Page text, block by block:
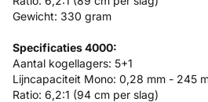
Gewicht: 330 gram
Specificaties 4000:
Aantal kogellagers: 5+1
Lijncapaciteit Mono: 0,28 mm - 245
Ratio: 6,2:1 (94 cm per slag)